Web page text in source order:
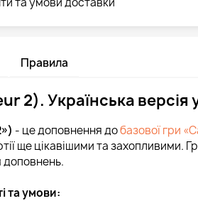
Правила
2). Українська версія
- це доповнення добазової гри
ще цікавішими та захопливими.
та умови: